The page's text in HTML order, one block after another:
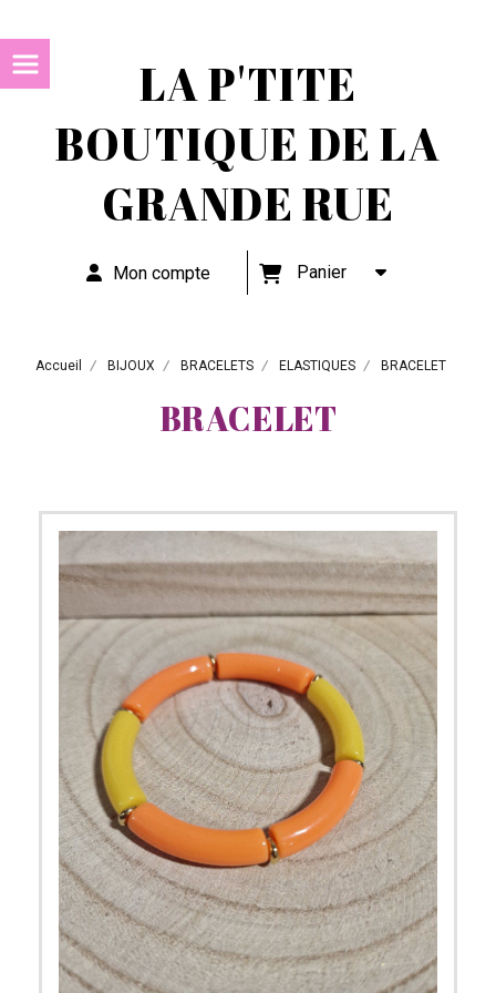
LA P'TITE
BOUTIQUE DE LA
GRANDE RUE
Mon compte Panier
Accueil BIJOUX BRACELETS ELASTIQUES BRACELET
BRACELET